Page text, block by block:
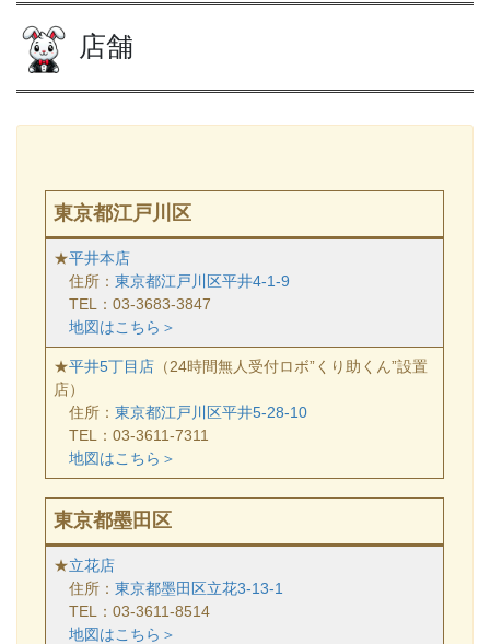
店舗
東京都江戸川区
★平井本店
住所：東京都江戸川区平井4-1-9
TEL：03-3683-3847
地図はこちら＞
★平井5丁目店 （24時間無人受付ロボ”くり助くん”設置
店）
住所：東京都江戸川区平井5-28-10
TEL：03-3611-7311
地図はこちら＞
東京都墨田区
★立花店
住所：東京都墨田区立花3-13-1
TEL：03-3611-8514
地図はこちら＞